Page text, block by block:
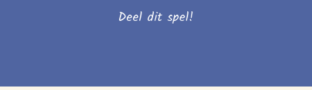
Deel dit spel!